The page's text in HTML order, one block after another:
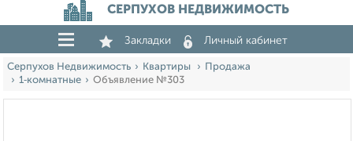
СЕРПУХОВ НЕДВИЖИМОСТЬ
Закладки Личный кабинет
Серпухов Недвижимость Квартиры
Продажа
1‑комнатные
Объявление №303